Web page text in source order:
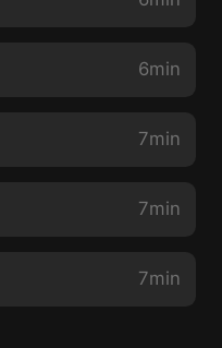
6min
7min
7min
7min